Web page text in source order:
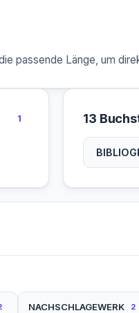
passende Länge, um
1 13
NACHSCHLAGEWERK 2